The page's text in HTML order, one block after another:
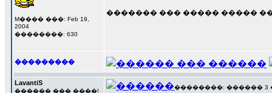
M���� ���: Feb 19,
2004
��������: 630
������� ��� ����� �����
���������
LavantiS
������ ��� ����!
��������: ������ 3